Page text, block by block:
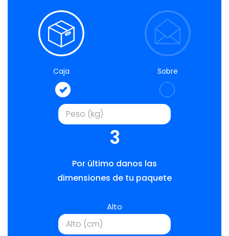
Caja Sobre
3
Por último danos las
dimensiones de tu paquete
Alto